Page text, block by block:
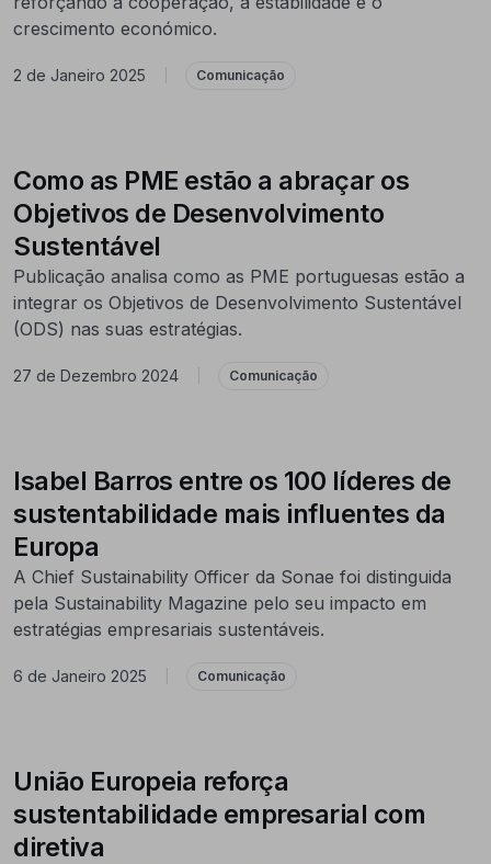
crescimento económico.
2 de Janeiro 2025 Comunicação
Como as PME estão a abraçar os
Objetivos de Desenvolvimento
Sustentável
Publicação analisa como as PME portuguesas estão a
integrar os Objetivos de Desenvolvimento Sustentável
(ODS) nas suas estratégias.
27 de Dezembro 2024 Comunicação
Isabel Barros entre os 100 líderes de
sustentabilidade mais influentes da
Europa
A Chief Sustainability Officer da Sonae foi distinguida
pela Sustainability Magazine pelo seu impacto em
estratégias empresariais sustentáveis.
6 de Janeiro 2025 Comunicação
União Europeia reforça
sustentabilidade empresarial com
diretiva